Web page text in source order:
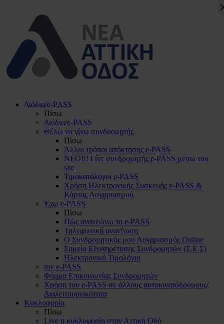
Διόδια/e-PASS
Πίσω
Διόδια/e-PASS
Θέλω να γίνω συνδρομητής
Πίσω
Άλλοι τρόποι απόκτησης e-PASS
ΝΕΟ!!! Γίνε συνδρομητής e-PASS μέσω του
site
Τιμοκατάλογοι e-PASS
Χρήση Ηλεκτρονικής Συσκευής e-PASS &
Κάρτας Λογαριασμού
Έχω e-PASS
Πίσω
Πώς ανανεώνω το e-PASS
Τηλεφωνική ανανέωση
Ο Συνδρομητικός μου Λογαριασμός Online
Σημεία Εξυπηρέτησης Συνδρομητών (Σ.Ε.Σ)
Ηλεκτρονικό Τιμολόγιο
my e-PASS
Φόρμα Επικοινωνίας Συνδρομητών
Χρήση του e-PASS σε άλλους αυτοκινητόδρομους/
Διαλειτουργικότητα
Κυκλοφορία
Πίσω
Live η κυκλοφορία στην Αττική Οδό